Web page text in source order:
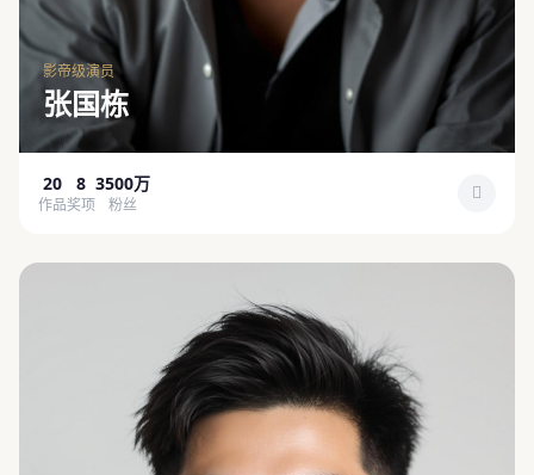
影帝级演员
张国栋
20
作品
8
奖项
3500万
粉丝